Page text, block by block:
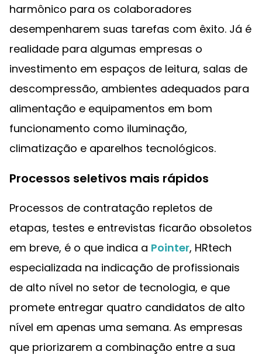
harmônico para os colaboradores
desempenharem suas tarefas com êxito. Já é
realidade para algumas empresas o
investimento em espaços de leitura, salas de
descompressão, ambientes adequados para
alimentação e equipamentos em bom
funcionamento como iluminação,
climatização e aparelhos tecnológicos.
Processos seletivos mais rápidos
Processos de contratação repletos de
etapas, testes e entrevistas ficarão obsoletos
em breve, é o que indica a Pointer, HRtech
especializada na indicação de profissionais
de alto nível no setor de tecnologia, e que
promete entregar quatro candidatos de alto
nível em apenas uma semana. As empresas
que priorizarem a combinação entre a sua